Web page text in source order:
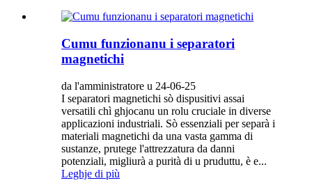
Cumu funzionanu i separatori
magnetichi
da l'amministratore u 24-06-25
I separatori magnetichi sò dispusitivi assai
versatili chì ghjocanu un rolu cruciale in diverse
applicazioni industriali. Sò essenziali per separà i
materiali magnetichi da una vasta gamma di
sustanze, prutege l'attrezzatura da danni
potenziali, migliurà a purità di u pruduttu, è e...
Leghje di più